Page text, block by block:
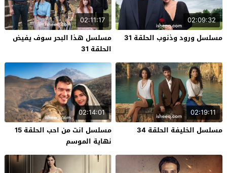
02:09:32
مسلسل ورود وذنوب الحلقة 31
02:11:17
مسلسل هذا البحر سوف يفيض
الحلقة 31
02:19:11
مسلسل الخليفة الحلقة 34
02:14:01
مسلسل انت من احب الحلقة 15
نهاية الموسم